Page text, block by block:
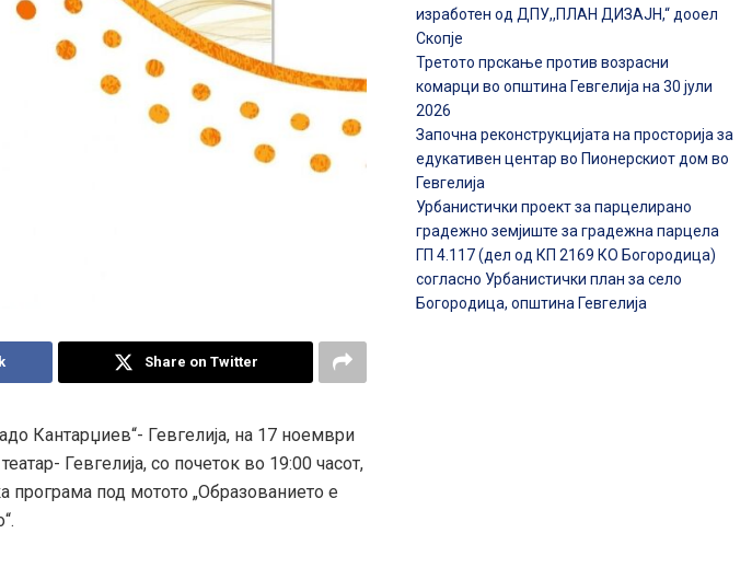
Share on Twitter
Кантарџиев“- Гевгелија, на 17 ноември
Гевгелија, со почеток во 19:00 часот,
програма под мотото „Образованието е
изработен од ДПУ,,ПЛАН ДИЗАЈН,“ дооел
Скопје
Третото прскање против возрасни
комарци во општина Гевгелија на 30 јули
2026
Започна реконструкцијата на просторија за
едукативен центар во Пионерскиот дом во
Гевгелија
Урбанистички проект за парцелирано
градежно земјиште за градежна парцела
ГП 4.117 (дел од КП 2169 КО Богородица)
согласно Урбанистички план за село
Богородица, општина Гевгелија